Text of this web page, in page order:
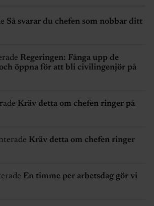
Så svarar du chefen som nobbar ditt
Regeringen: Fånga upp de
och öppna för att bli civilingenjör på
Kräv detta om chefen ringer på
Kräv detta om chefen ringer
En timme per arbetsdag gör vi